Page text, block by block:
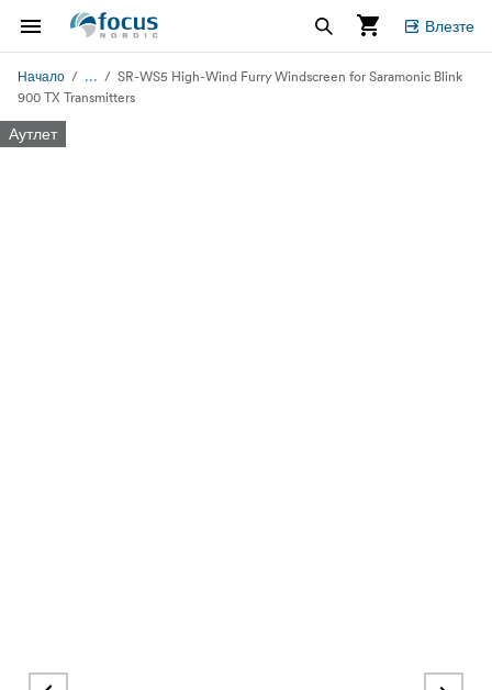
Влезте
Начало ...
SR-WS5 High-Wind Furry Windscreen for Saramonic Blink
900 TX Transmitters
Аутлет